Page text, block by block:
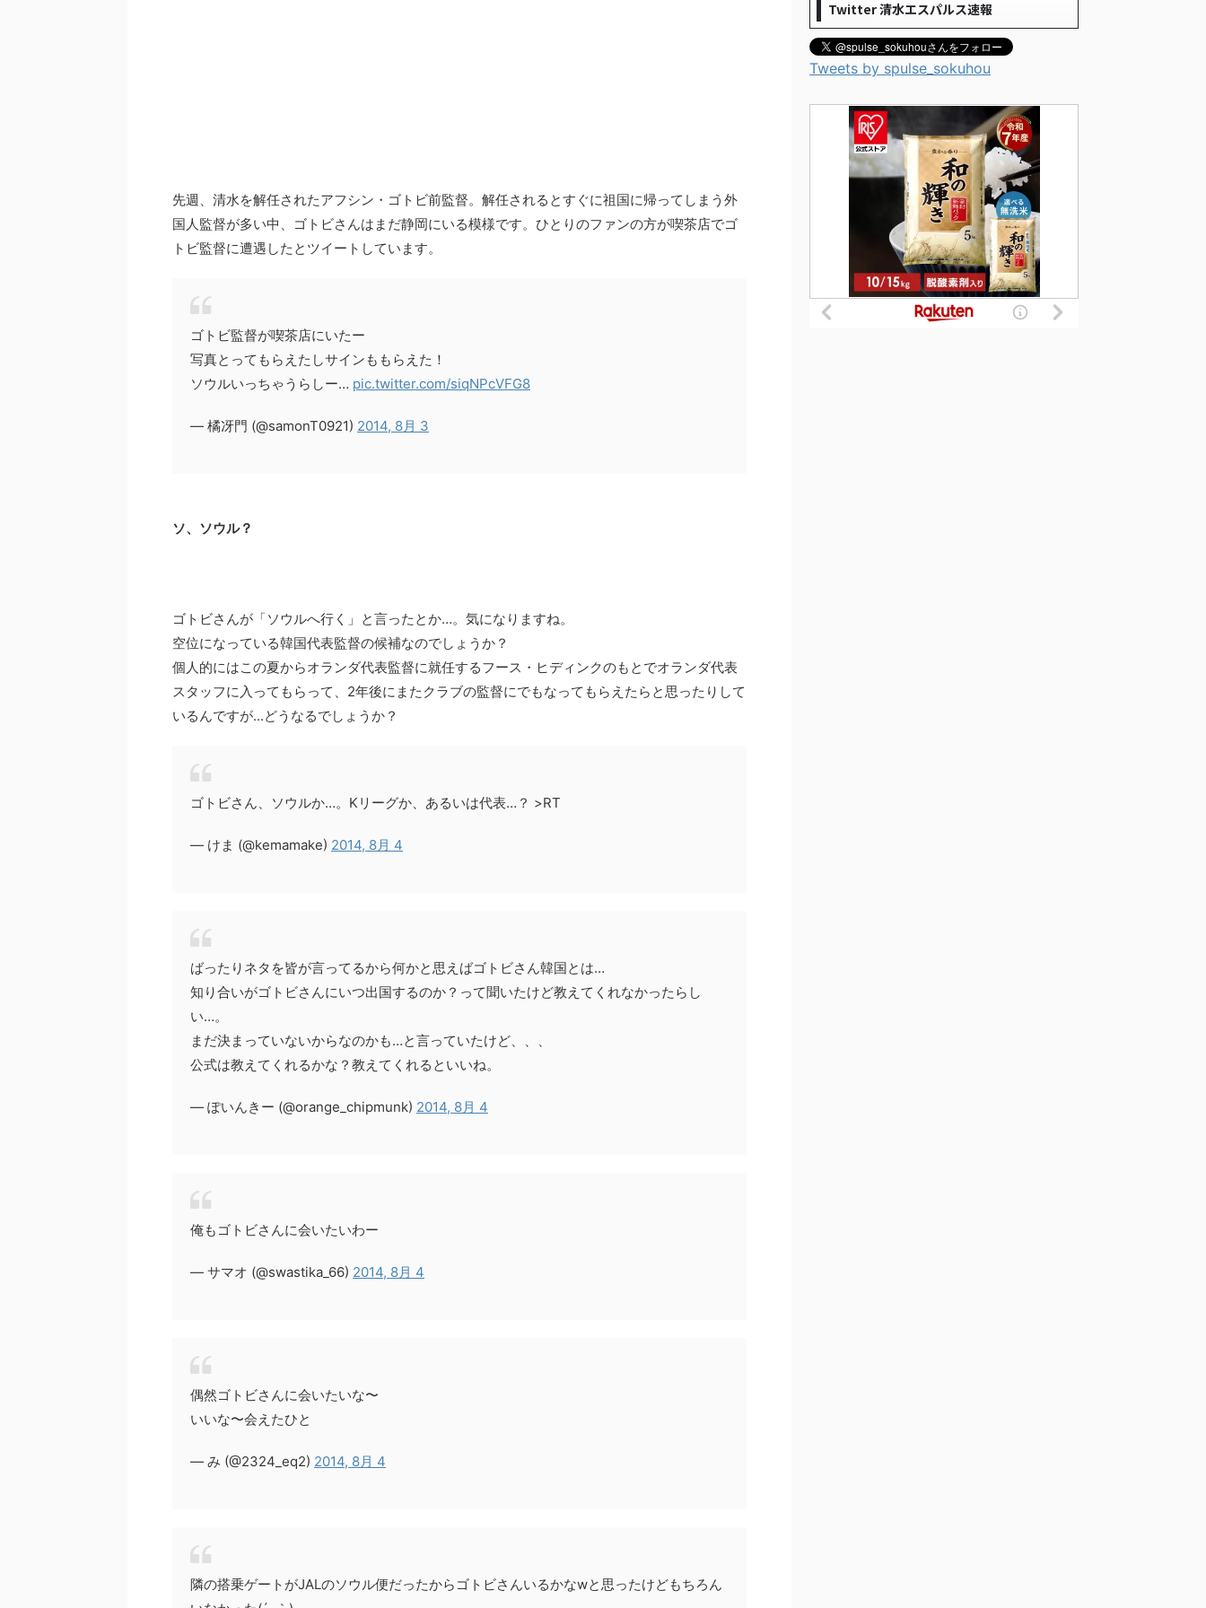
先週、清水を解任されたアフシン・ゴトビ前監督。解任されるとすぐに祖国に帰ってしまう外
国人監督が多い中、ゴトビさんはまだ静岡にいる模様です。ひとりのファンの方が喫茶店でゴ
トビ監督に遭遇したとツイートしています。
ゴトビ監督が喫茶店にいたー
写真とってもらえたしサインももらえた！
ソウルいっちゃうらしー… pic.twitter.com/siqNPcVFG8
— 橘冴門 (@samonT0921) 2014, 8月 3
ソ、ソウル？
ゴトビさんが「ソウルへ行く」と言ったとか…。気になりますね。
空位になっている韓国代表監督の候補なのでしょうか？
個人的にはこの夏からオランダ代表監督に就任するフース・ヒディンクのもとでオランダ代表
スタッフに入ってもらって、2年後にまたクラブの監督にでもなってもらえたらと思ったりして
いるんですが...どうなるでしょうか？
ゴトビさん、ソウルか…。Kリーグか、あるいは代表…？ >RT
— けま (@kemamake) 2014, 8月 4
ばったりネタを皆が言ってるから何かと思えばゴトビさん韓国とは…
知り合いがゴトビさんにいつ出国するのか？って聞いたけど教えてくれなかったらし
い…。
まだ決まっていないからなのかも…と言っていたけど、、、
公式は教えてくれるかな？教えてくれるといいね。
— ぽいんきー (@orange_chipmunk) 2014, 8月 4
俺もゴトビさんに会いたいわー
— サマオ (@swastika_66) 2014, 8月 4
偶然ゴトビさんに会いたいな〜
いいな〜会えたひと
— み (@2324_eq2) 2014, 8月 4
隣の搭乗ゲートがJALのソウル便だったからゴトビさんいるかなwと思ったけどもちろん
Twitter 清水エスパルス速報
Tweets by spulse_sokuhou